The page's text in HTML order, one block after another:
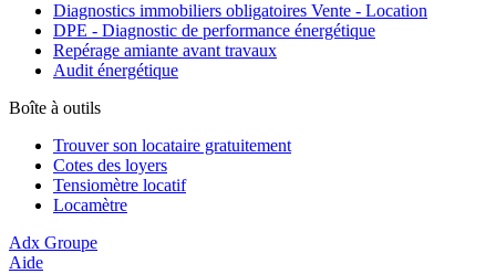
Diagnostics immobiliers obligatoires Vente - Location
DPE - Diagnostic de performance énergétique
Repérage amiante avant travaux
Audit énergétique
Boîte à outils
Trouver son locataire gratuitement
Cotes des loyers
Tensiomètre locatif
Locamètre
Adx Groupe
Aide